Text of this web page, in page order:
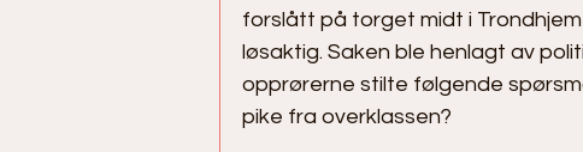
forslått på torget midt i
løsaktig. Saken ble henlagt av
opprørerne stilte følgende
pike fra overklassen?